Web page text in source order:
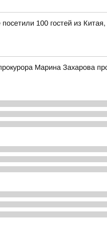
100 гостей из
Марина Захарова